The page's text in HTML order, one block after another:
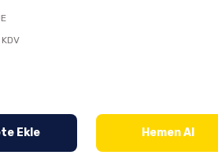
Ekle Hemen Al